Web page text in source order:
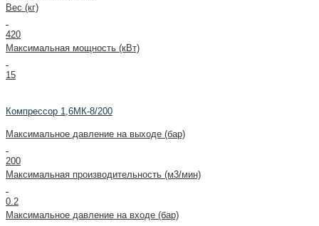
Вес (кг)
420
Максимальная мощность (кВт)
15
Компрессор 1,6МК-8/200
Максимальное давление на выходе (бар)
200
Максимальная производительность (м3/мин)
0.2
Максимальное давление на входе (бар)